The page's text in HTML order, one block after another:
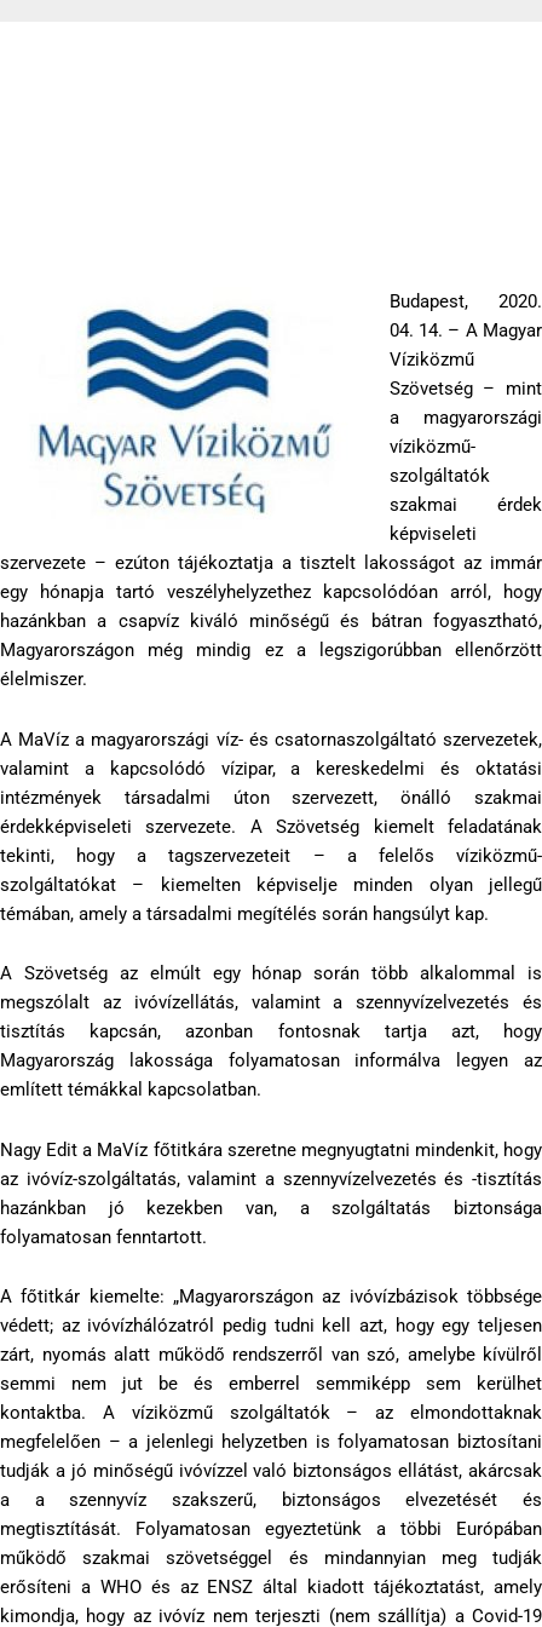
Budapest, 2020.
04. 14. – A Magyar
Víziközmű
Szövetség – mint
a magyarországi
víziközmű-
szolgáltatók
szakmai érdek
képviseleti
szervezete – ezúton tájékoztatja a tisztelt lakosságot az immár
egy hónapja tartó veszélyhelyzethez kapcsolódóan arról, hogy
hazánkban a csapvíz kiváló minőségű és bátran fogyasztható,
Magyarországon még mindig ez a legszigorúbban ellenőrzött
élelmiszer.
A MaVíz a magyarországi víz- és csatornaszolgáltató szervezetek,
valamint a kapcsolódó vízipar, a kereskedelmi és oktatási
intézmények társadalmi úton szervezett, önálló szakmai
érdekképviseleti szervezete. A Szövetség kiemelt feladatának
tekinti, hogy a tagszervezeteit – a felelős víziközmű-
szolgáltatókat – kiemelten képviselje minden olyan jellegű
témában, amely a társadalmi megítélés során hangsúlyt kap.
A Szövetség az elmúlt egy hónap során több alkalommal is
megszólalt az ivóvízellátás, valamint a szennyvízelvezetés és
tisztítás kapcsán, azonban fontosnak tartja azt, hogy
Magyarország lakossága folyamatosan informálva legyen az
említett témákkal kapcsolatban.
Nagy Edit a MaVíz főtitkára szeretne megnyugtatni mindenkit, hogy
az ivóvíz-szolgáltatás, valamint a szennyvízelvezetés és -tisztítás
hazánkban jó kezekben van, a szolgáltatás biztonsága
folyamatosan fenntartott.
A főtitkár kiemelte: „Magyarországon az ivóvízbázisok többsége
védett; az ivóvízhálózatról pedig tudni kell azt, hogy egy teljesen
zárt, nyomás alatt működő rendszerről van szó, amelybe kívülről
semmi nem jut be és emberrel semmiképp sem kerülhet
kontaktba. A víziközmű szolgáltatók – az elmondottaknak
megfelelően – a jelenlegi helyzetben is folyamatosan biztosítani
tudják a jó minőségű ivóvízzel való biztonságos ellátást, akárcsak
a a szennyvíz szakszerű, biztonságos elvezetését és
megtisztítását. Folyamatosan egyeztetünk a többi Európában
működő szakmai szövetséggel és mindannyian meg tudják
erősíteni a WHO és az ENSZ által kiadott tájékoztatást, amely
kimondja, hogy az ivóvíz nem terjeszti (nem szállítja) a Covid-19